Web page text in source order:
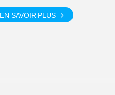
EN SAVOIR PLUS